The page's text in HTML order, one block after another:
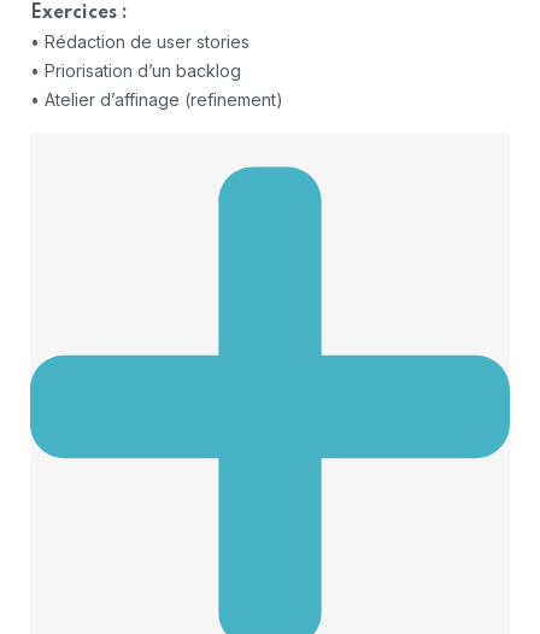
Exercices :
• Rédaction de user stories
• Priorisation d’un backlog
• Atelier d’affinage (refinement)